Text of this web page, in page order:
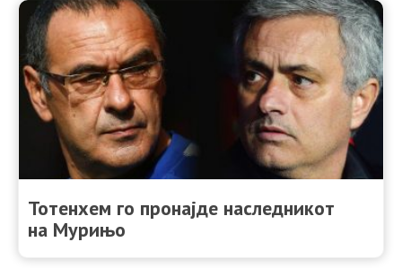
Тотенхем го пронајде наследникот
на Мурињо